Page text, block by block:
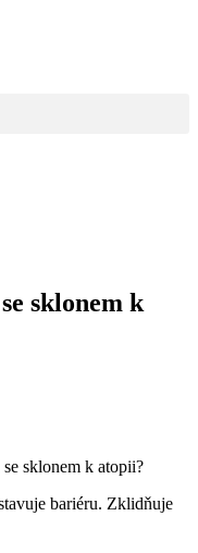
sklonem k
sklonem k atopii?
bariéru. Zklidňuje